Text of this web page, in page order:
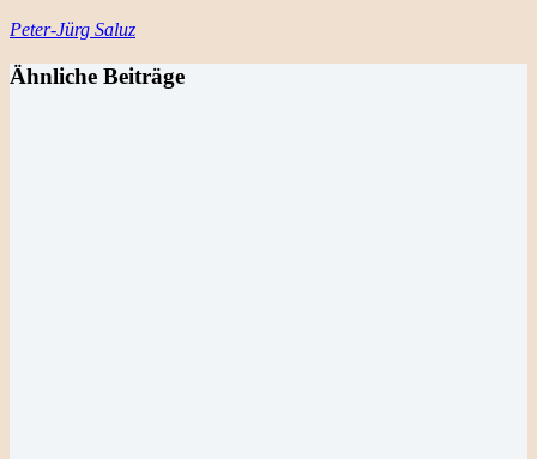
Peter-Jürg Saluz
Ähnliche Beiträge